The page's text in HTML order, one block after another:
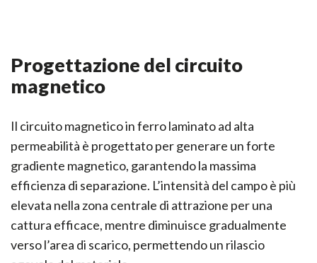
Progettazione del circuito
magnetico
Il circuito magnetico in ferro laminato ad alta
permeabilità è progettato per generare un forte
gradiente magnetico, garantendo la massima
efficienza di separazione. L’intensità del campo è più
elevata nella zona centrale di attrazione per una
cattura efficace, mentre diminuisce gradualmente
verso l’area di scarico, permettendo un rilascio